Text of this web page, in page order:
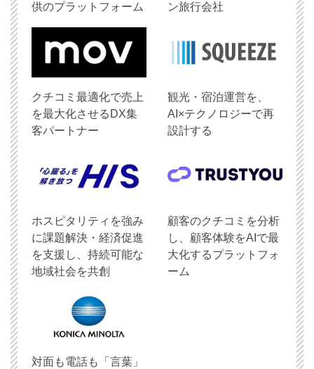
供のプラットフォーム
ン旅行会社
クチコミ最適化で売上
を最大化させるDX集
客パートナー
観光・宿泊運営を、
AI×テクノロジーで再
設計する
ホスピタリティを強み
に課題解決・経済促進
を支援し、持続可能な
地域社会を共創
顧客のクチコミを分析
し、顧客体験をAIで最
大化するプラットフォ
ーム
対面も電話も「言葉」